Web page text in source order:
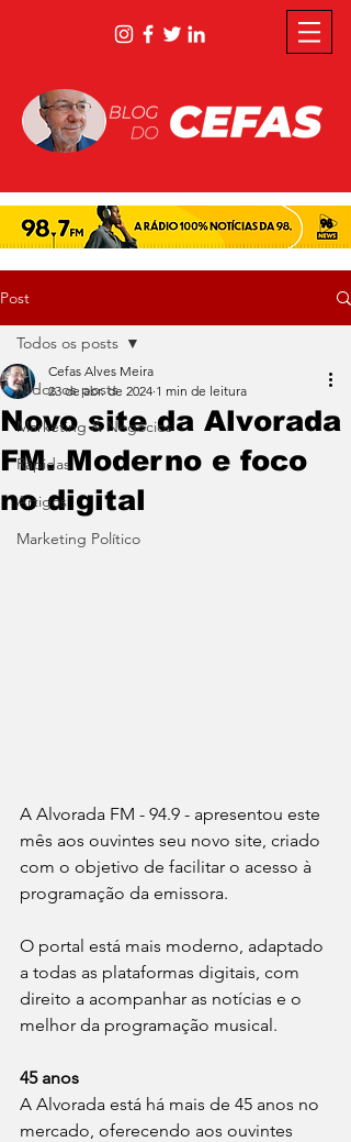
Post
Todos os posts
Marketing & Negócios
Rápidas
Artigos
Marketing Político
Todos os posts
Novo site da Alvorada
FM. Moderno e foco
no digital
Cefas Alves Meira
23 de abr. de 2024 1 min de leitura
A Alvorada FM - 94.9 - apresentou este
mês aos ouvintes seu novo site, criado
com o objetivo de facilitar o acesso à
programação da emissora.
O portal está mais moderno, adaptado
a todas as plataformas digitais, com
direito a acompanhar as notícias e o
melhor da programação musical.
45 anos
A Alvorada está há mais de 45 anos no
mercado, oferecendo aos ouvintes